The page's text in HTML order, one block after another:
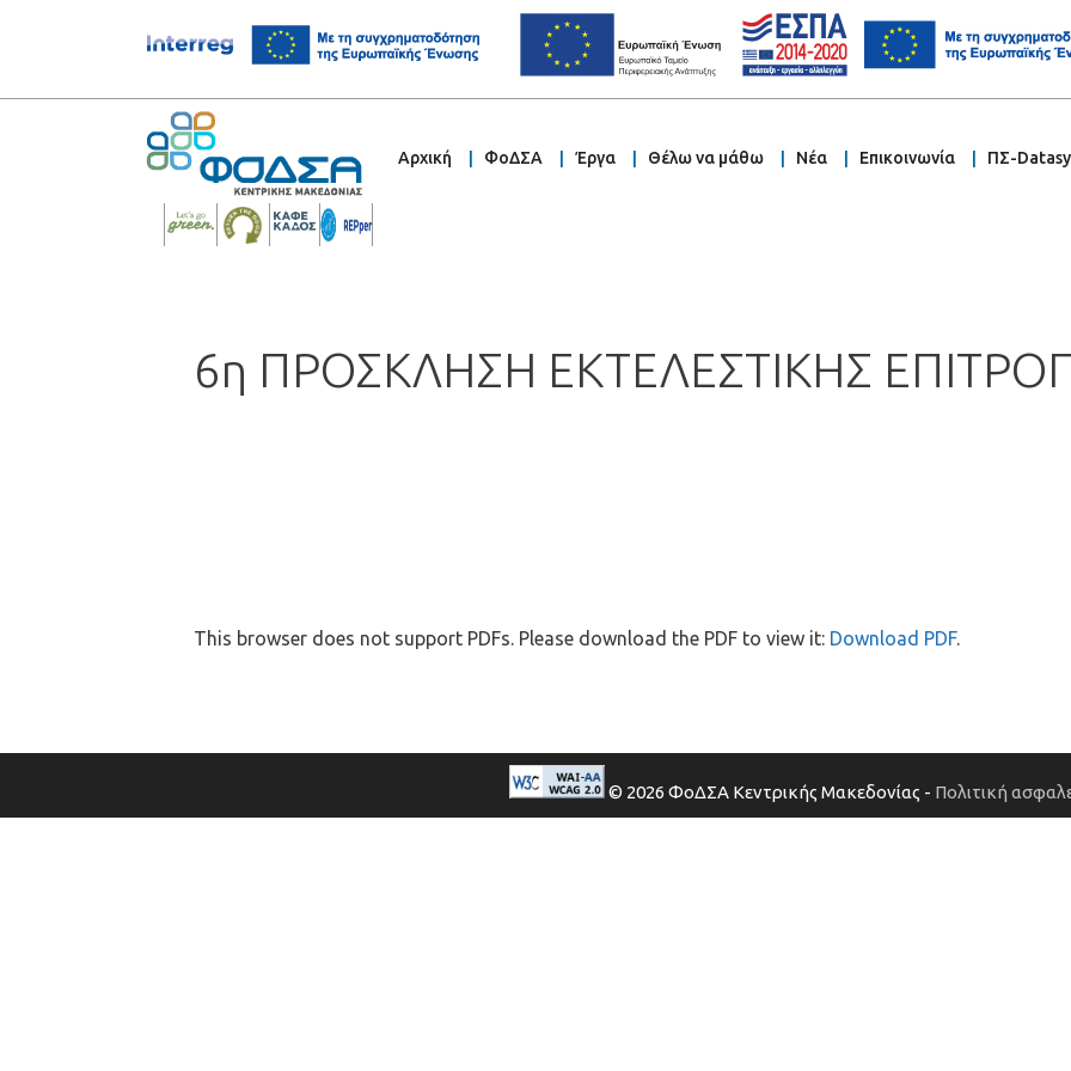
Αρχική ΦοΔΣΑ Έργα Θέλω να μάθω Νέα Επικοινωνία ΠΣ-
6η ΠΡΟΣΚΛΗΣΗ ΕΚΤΕΛΕΣΤΙΚΗΣ
This browser does not support PDFs. Please download the PDF to view it: Download PDF.
© 2026 ΦοΔΣΑ Κεντρικής Μακεδονίας - Πολιτική